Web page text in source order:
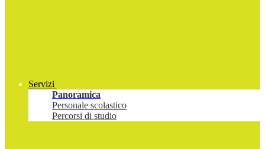
Servizi
Panoramica
Personale scolastico
Percorsi di studio